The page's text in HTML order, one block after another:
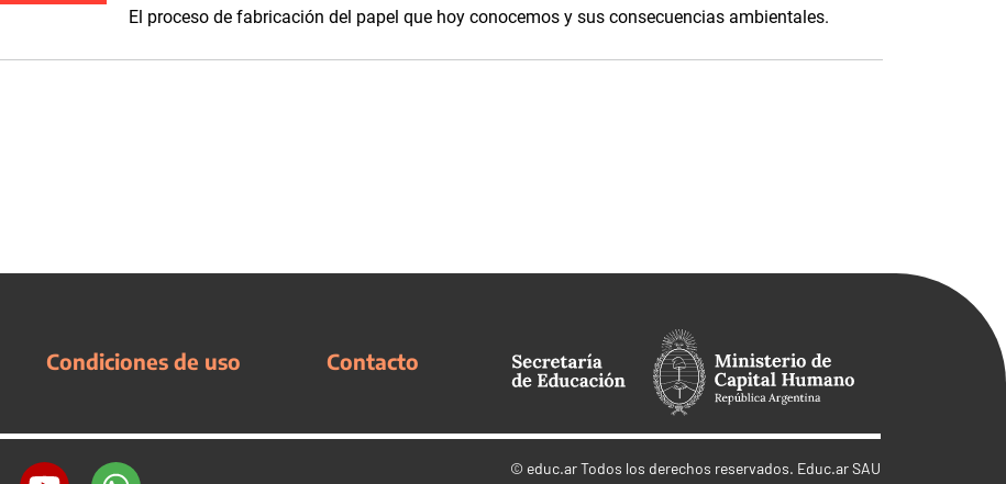
El proceso de fabricación del papel que hoy conocemos y sus consecuencias ambientales.
Condiciones de uso Contacto
© educ.arTodos los derechos reservados. Educ.ar SAU